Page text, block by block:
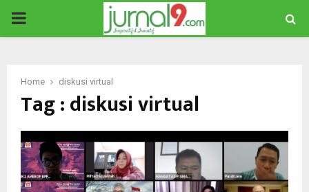
PRIMARY
Home diskusi virtual
Tag : diskusi virtual